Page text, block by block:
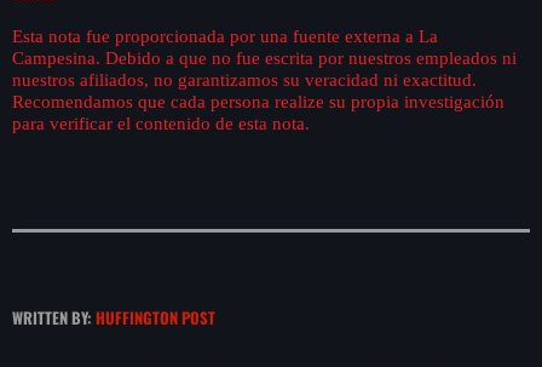
Esta nota fue proporcionada por una fuente externa a La
Campesina. Debido a que no fue escrita por nuestros empleados ni
nuestros afiliados, no garantizamos su veracidad ni exactitud.
Recomendamos que cada persona realize su propia investigación
para verificar el contenido de esta nota.
WRITTEN BY: HUFFINGTON POST